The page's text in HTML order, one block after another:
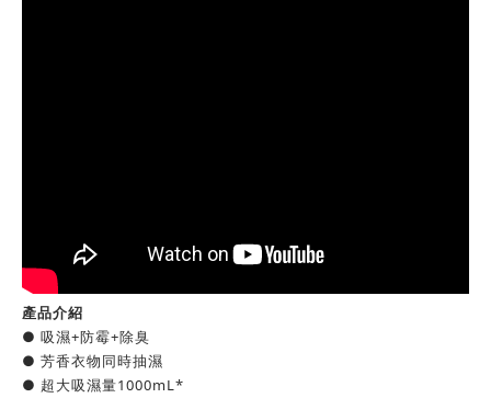
產品介紹
● 吸濕+防霉+除臭
● 芳香衣物同時抽濕
● 超大吸濕量1000mL*